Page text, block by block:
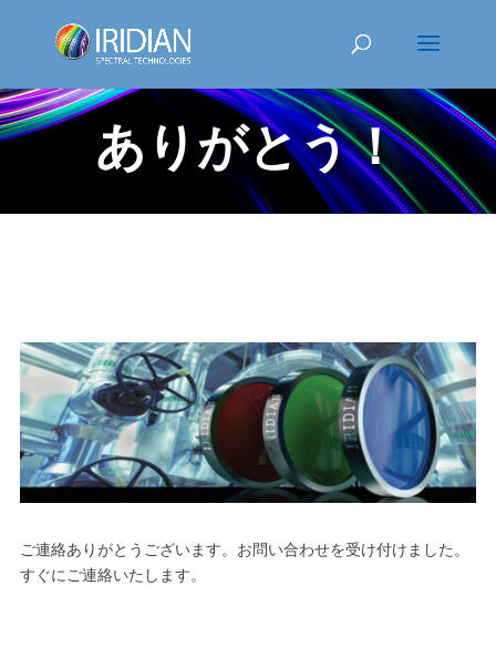
ありがとう！
ご連絡ありがとうございます。お問い合わせを受け付けました。
すぐにご連絡いたします。